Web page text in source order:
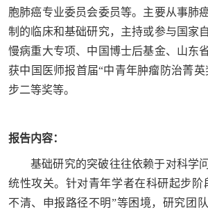
胞肺癌专业委员会委员等。主要从事肺
制的临床和基础研究，主持或参与国家
慢病重大专项、中国博士后基金、山东
获中国医师报首届“中青年肿瘤防治菁
步二等奖等。
报告内容：
基础研究的突破往往依赖于对科学
统性攻关。针对青年学者在科研起步阶
不清、申报路径不明”等困境，研究团